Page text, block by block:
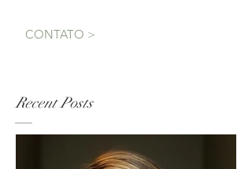
CONTATO >
Recent Posts